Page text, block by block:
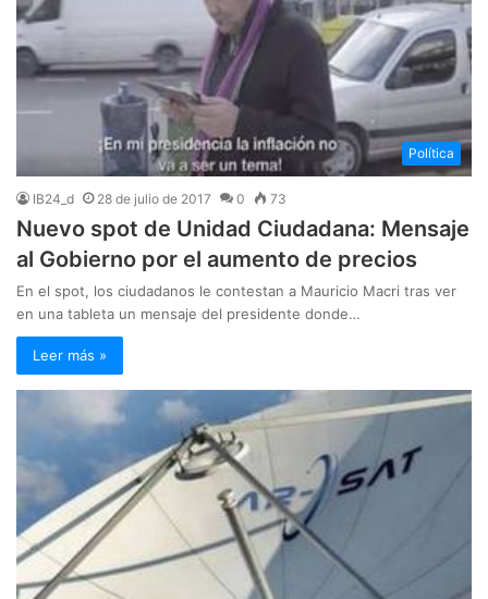
Política
IB24_d 28 de julio de 2017 0 73
Nuevo spot de Unidad Ciudadana: Mensaje
al Gobierno por el aumento de precios
En el spot, los ciudadanos le contestan a Mauricio Macri tras ver
en una tableta un mensaje del presidente donde…
Leer más »